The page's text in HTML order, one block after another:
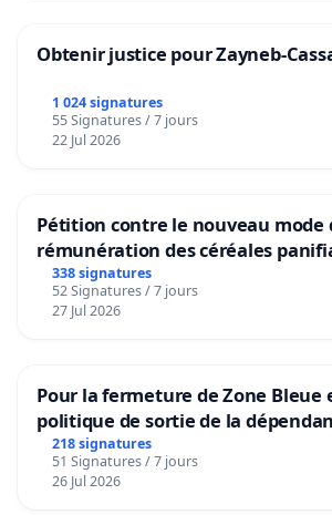
Obtenir justice pour Zayneb-
1 024 signatures
55 Signatures / 7 jours
22 Jul 2026
Pétition contre le nouveau mode
rémunération des céréales
granum basé sur la teneur en
338 signatures
52 Signatures / 7 jours
27 Jul 2026
Pour la fermeture de Zone Bleue
politique de sortie de la
218 signatures
51 Signatures / 7 jours
26 Jul 2026